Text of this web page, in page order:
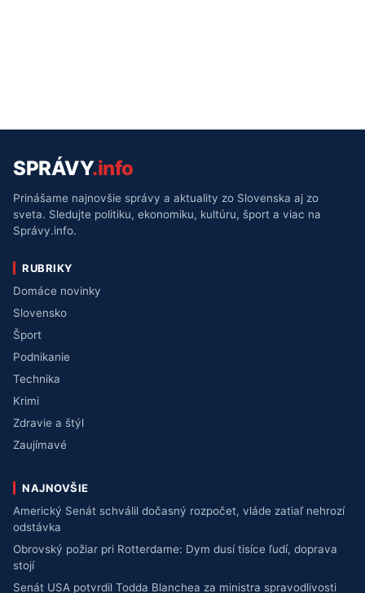
SPRÁVY.info
Prinášame najnovšie správy a aktuality zo Slovenska aj zo
sveta. Sledujte politiku, ekonomiku, kultúru, šport a viac na
Správy.info.
RUBRIKY
Domáce novinky
Slovensko
Šport
Podnikanie
Technika
Krimi
Zdravie a štýl
Zaujímavé
NAJNOVŠIE
Americký Senát schválil dočasný rozpočet, vláde zatiaľ nehrozí
odstávka
Obrovský požiar pri Rotterdame: Dym dusí tisíce ľudí, doprava
stojí
Senát USA potvrdil Todda Blanchea za ministra spravodlivosti